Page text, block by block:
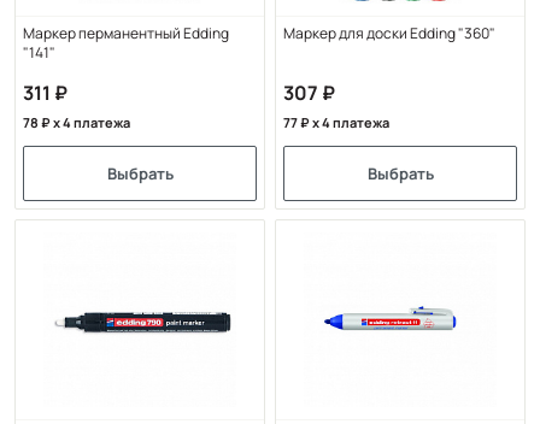
Маркер перманентный Edding
"141"
311
78 x 4 платежа
Выбрать
Маркер для доски Edding "360"
307
77 x 4 платежа
Выбрать